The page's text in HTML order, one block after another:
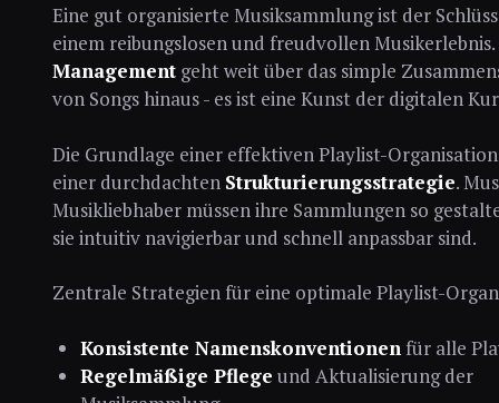
Eine gut organisierte Musiksammlung ist der
einem reibungslosen und freudvollen Musikerlebnis.
Managementgeht weit über das simple
von Songs hinaus - es ist eine Kunst der digitalen
Die Grundlage einer effektiven Playlist-
einer durchdachten Strukturierungsstrategie.
Musikliebhaber müssen ihre Sammlungen so
sie intuitiv navigierbar und schnell anpassbar sind.
Zentrale Strategien für eine optimale Playlist-
Konsistente Namenskonventionenfür alle
Regelmäßige Pflege und Aktualisierung der